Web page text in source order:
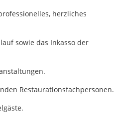
herzliches
sowie das Inkasso der
Restaurationsfachpersonen.